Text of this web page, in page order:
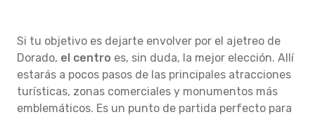
Si tu objetivo es dejarte envolver por el ajetreo de
Dorado, el centro es, sin duda, la mejor elección. Allí
estarás a pocos pasos de las principales atracciones
turísticas, zonas comerciales y monumentos más
emblemáticos. Es un punto de partida perfecto para